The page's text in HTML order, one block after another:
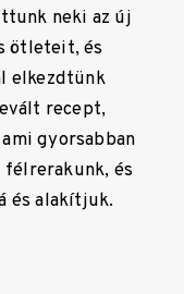
neki az új
ötleteit, és
elkezdtünk
recept,
gyorsabban
félrerakunk, és
és alakítjuk.